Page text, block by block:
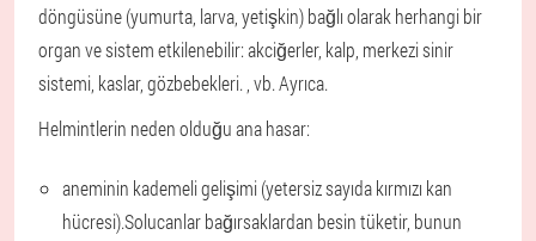
döngüsüne (yumurta, larva, yetişkin) bağlı olarak herhangi bir
organ ve sistem etkilenebilir: akciğerler, kalp, merkezi sinir
sistemi, kaslar, gözbebekleri. , vb. Ayrıca.
Helmintlerin neden olduğu ana hasar:
aneminin kademeli gelişimi (yetersiz sayıda kırmızı kan
hücresi).Solucanlar bağırsaklardan besin tüketir, bunun